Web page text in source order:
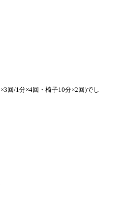
回/1分×4回・椅子10分×2回)でし